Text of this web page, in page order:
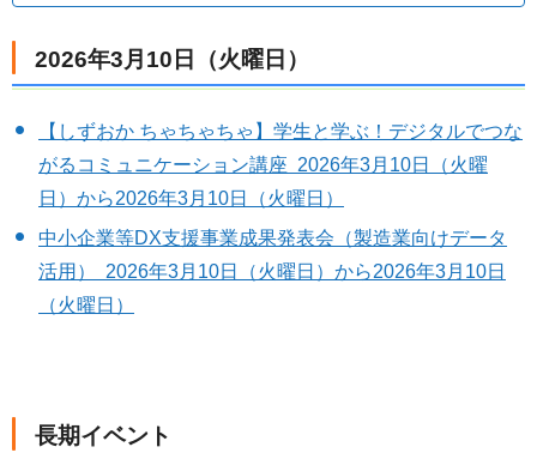
2026年3月10日（火曜日）
【しずおか ちゃちゃちゃ】学生と学ぶ！デジタルでつな
がるコミュニケーション講座 2026年3月10日（火曜
日）から2026年3月10日（火曜日）
中小企業等DX支援事業成果発表会（製造業向けデータ
活用） 2026年3月10日（火曜日）から2026年3月10日
（火曜日）
長期イベント